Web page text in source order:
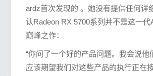
ardz首次发现的 。她没有提供任何详
认Radeon RX 5700系列并不是这一
巅峰之作：
“你问了一个好的产品问题。我会说他
应该期望我们对这些产品的执行正在